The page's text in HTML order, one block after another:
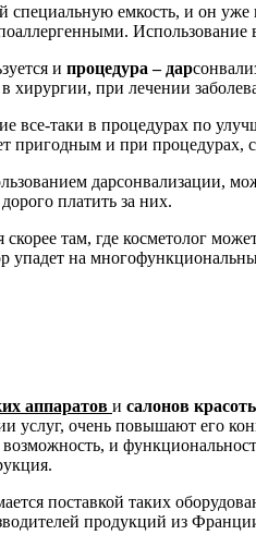
специальную емкость, и он
Использование
и процедура – дар
хирургии, при лечении
все-таки в процедурах по
пригодным и при процедурах,
дарсонвализации,
платить за них.
там, где косметолог
упадет на
аппаратов и салонов
услуг, очень повышают его
и
поставкой таких
продукций из